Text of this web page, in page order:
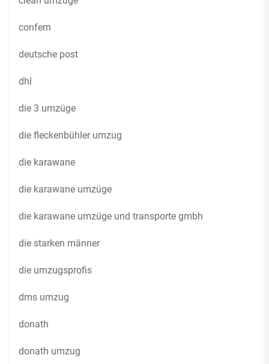
confern
deutsche post
dhl
die 3 umzüge
die fleckenbühler umzug
die karawane
die karawane umzüge
die karawane umzüge und transporte gmbh
die starken männer
die umzugsprofis
dms umzug
donath
donath umzug